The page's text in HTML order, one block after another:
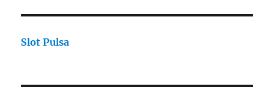
Slot Pulsa